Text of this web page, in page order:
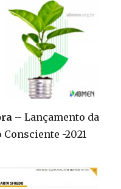
– Lançamento da
-2021